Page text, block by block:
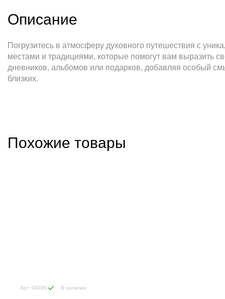
Описание
Погрузитесь в атмосферу духовного путешествия с
местами и традициями, которые помогут вам выразить
дневников, альбомов или подарков, добавляя особый
близких.
Похожие товары
Арт. 09200 В наличии